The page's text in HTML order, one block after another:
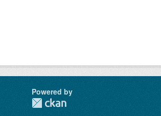
Powered by